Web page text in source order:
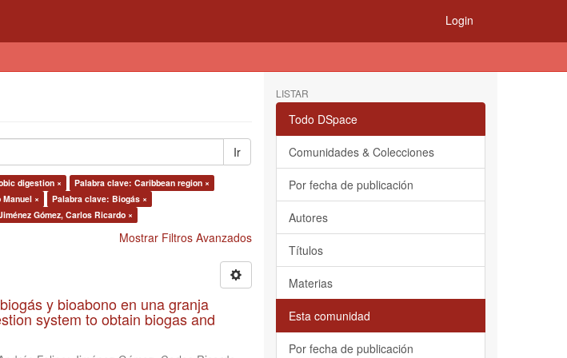
Login
Ir
digestion ×
Palabra clave: Caribbean region ×
×
Palabra clave: Biogás ×
Gómez, Carlos Ricardo ×
Mostrar Filtros Avanzados
y bioabono en una granja
system to obtain biogas and
LISTAR
Todo DSpace
Comunidades & Colecciones
Por fecha de publicación
Autores
Títulos
Materias
Esta comunidad
Por fecha de publicación